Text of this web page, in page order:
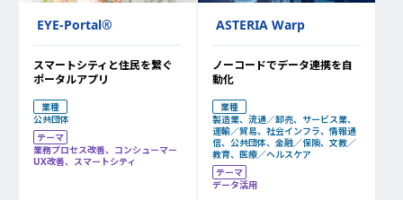
EYE-Portal®
スマートシティと住民を繋ぐ
ポータルアプリ
業種
公共団体
テーマ
業務プロセス改善、コンシューマー
UX改善、スマートシティ
ASTERIA Warp
ノーコードでデータ連携を自
動化
業種
製造業、流通／卸売、サービス業、
運輸／貿易、社会インフラ、情報通
信、公共団体、金融／保険、文教／
教育、医療／ヘルスケア
テーマ
データ活用